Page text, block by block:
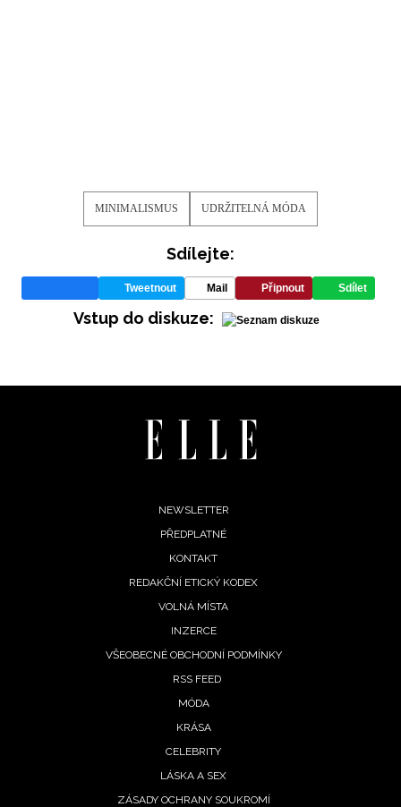
Přihlášením k newsletteru souhlasíte s
podmínkami společnosti BurdaMedia Extra s.r.o.
potvrzujete, že jste se seznámili se
- BurdaMedia Extra s.r.o. bude s
Vašimi údaji pracovat zejména k organizaci a
MINIMALISMUS UDRŽITELNÁ MÓDA
Sdílejte:
Tweetnout Mail Připnout Sdílet
Vstup do diskuze:
NEWSLETTER
PŘEDPLATNÉ
KONTAKT
REDAKČNÍ ETICKÝ KODEX
VOLNÁ MÍSTA
INZERCE
VŠEOBECNÉ OBCHODNÍ PODMÍNKY
RSS FEED
MÓDA
KRÁSA
CELEBRITY
LÁSKA A SEX
ZÁSADY OCHRANY SOUKROMÍ